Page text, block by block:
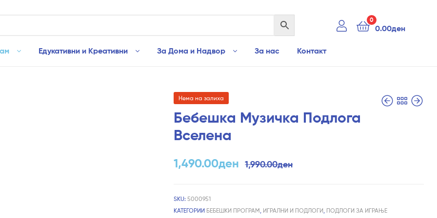
0
0.00ден
Едукативни и Креативни За Дома и Надвор За нас Контакт
Нема на залиха
Бебешка Музичка Подлога
Вселена
1,990.00ден
1,490.00ден
SKU:5000951
КАТЕГОРИИ БЕБЕШКИ ПРОГРАМ ИГРАЛНИ И ПОДЛОГИ ПОДЛОГИ ЗА ИГРАЊЕ